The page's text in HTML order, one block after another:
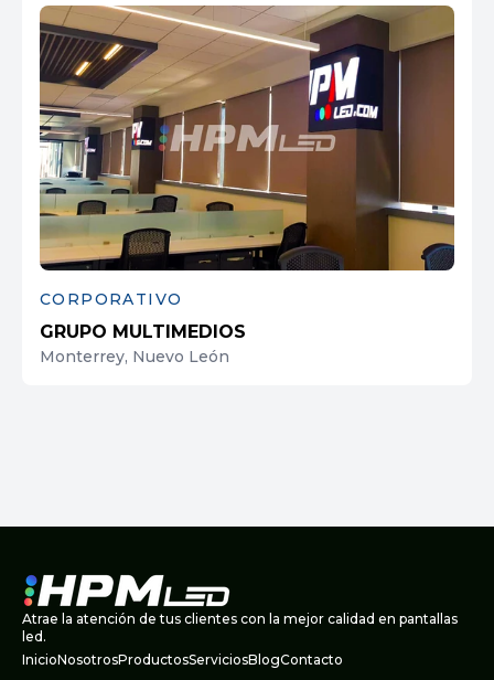
CORPORATIVO
GRUPO MULTIMEDIOS
Monterrey, Nuevo León
Atrae la atención de tus clientes con la mejor calidad en pantallas
led.
InicioNosotrosProductosServiciosBlogContacto